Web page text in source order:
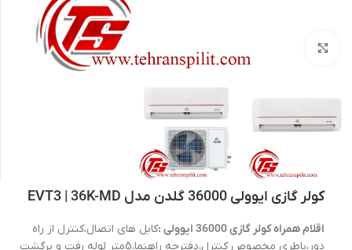
کولر گازی ایوولی 36000 گلدن مدل EVT3 | 36K-MD
اقلام همراه کولر گازی 36000 ایوولی :
کابل های اتصال،کنترل از راه
دور،باطری مخصوص کنترل،دفترچه راهنما،5متر لوله رفت و برگشت